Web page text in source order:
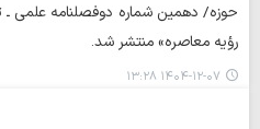
حوزه/ دهمین شماره دوفصلنامه علمی ـ
رؤیه معاصره» منتشر شد.
۱۴۰۴-۱۲-۰۷ ۱۳:۲۸